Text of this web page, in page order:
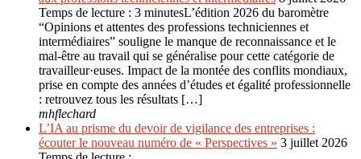
Temps de lecture : 3 minutesL’édition 2026 du baromètre
“Opinions et attentes des professions techniciennes et
intermédiaires” souligne le manque de reconnaissance et le
mal-être au travail qui se généralise pour cette catégorie de
travailleur·euses. Impact de la montée des conflits mondiaux,
prise en compte des années d’études et égalité professionnelle
: retrouvez tous les résultats […]
mhflechard
L’IA au prisme du devoir de vigilance des entreprises :
écouter le nouveau numéro de « Perspectives » 3 juillet 2026